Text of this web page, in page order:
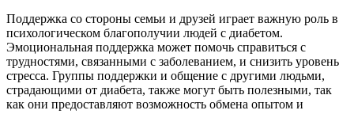
Поддержка со стороны семьи и друзей играет важную роль в
психологическом благополучии людей с диабетом.
Эмоциональная поддержка может помочь справиться с
трудностями, связанными с заболеванием, и снизить уровень
стресса. Группы поддержки и общение с другими людьми,
страдающими от диабета, также могут быть полезными, так
как они предоставляют возможность обмена опытом и